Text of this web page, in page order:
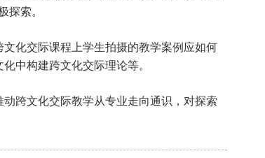
探索。
化交际课程上学生拍摄的教学案例应如何
中构建跨文化交际理论等。
跨文化交际教学从专业走向通识，对探索